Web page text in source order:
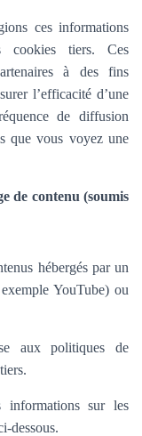
ces informations
cookies tiers. Ces
à des fins
l’efficacité d’une
de diffusion
que vous voyez une
de contenu (soumis
hébergés par un
YouTube) ou
aux politiques de
informations sur les
dessous.